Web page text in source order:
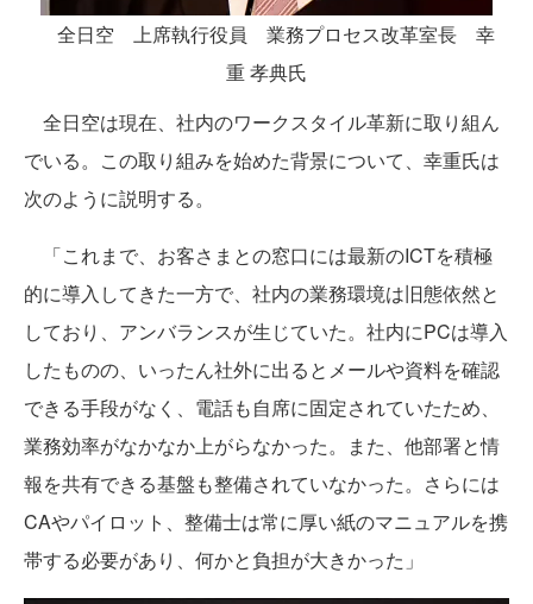
全日空 上席執行役員 業務プロセス改革室長 幸
重 孝典氏
全日空は現在、社内のワークスタイル革新に取り組ん
でいる。この取り組みを始めた背景について、幸重氏は
次のように説明する。
「これまで、お客さまとの窓口には最新のICTを積極
的に導入してきた一方で、社内の業務環境は旧態依然と
しており、アンバランスが生じていた。社内にPCは導入
したものの、いったん社外に出るとメールや資料を確認
できる手段がなく、電話も自席に固定されていたため、
業務効率がなかなか上がらなかった。また、他部署と情
報を共有できる基盤も整備されていなかった。さらには
CAやパイロット、整備士は常に厚い紙のマニュアルを携
帯する必要があり、何かと負担が大きかった」